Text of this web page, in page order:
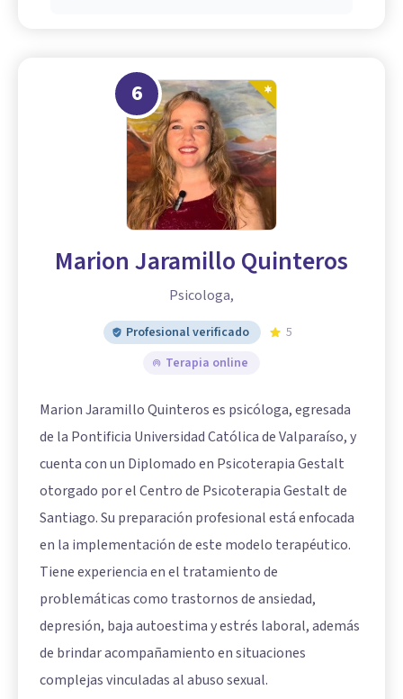
6
Marion Jaramillo Quinteros
Psicologa,
Profesional verificado
5
Terapia online
Marion Jaramillo Quinteros es psicóloga, egresada
de la Pontificia Universidad Católica de Valparaíso, y
cuenta con un Diplomado en Psicoterapia Gestalt
otorgado por el Centro de Psicoterapia Gestalt de
Santiago. Su preparación profesional está enfocada
en la implementación de este modelo terapéutico.
Tiene experiencia en el tratamiento de
problemáticas como trastornos de ansiedad,
depresión, baja autoestima y estrés laboral, además
de brindar acompañamiento en situaciones
complejas vinculadas al abuso sexual.